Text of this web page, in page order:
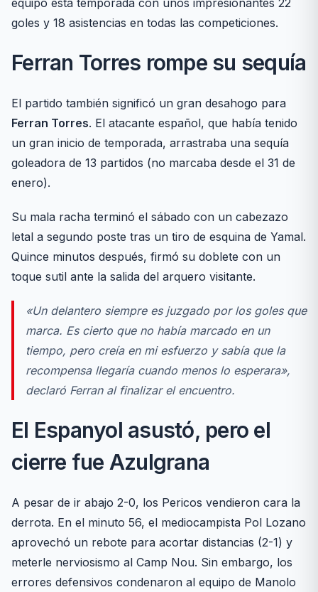
equipo esta temporada con unos impresionantes 22
goles y 18 asistencias en todas las competiciones.
Ferran Torres rompe su sequía
El partido también significó un gran desahogo para
Ferran Torres. El atacante español, que había tenido
un gran inicio de temporada, arrastraba una sequía
goleadora de 13 partidos (no marcaba desde el 31 de
enero).
Su mala racha terminó el sábado con un cabezazo
letal a segundo poste tras un tiro de esquina de Yamal.
Quince minutos después, firmó su doblete con un
toque sutil ante la salida del arquero visitante.
«Un delantero siempre es juzgado por los goles que
marca. Es cierto que no había marcado en un
tiempo, pero creía en mi esfuerzo y sabía que la
recompensa llegaría cuando menos lo esperara»,
declaró Ferran al finalizar el encuentro.
El Espanyol asustó, pero el
cierre fue Azulgrana
A pesar de ir abajo 2-0, los Pericos vendieron cara la
derrota. En el minuto 56, el mediocampista Pol Lozano
aprovechó un rebote para acortar distancias (2-1) y
meterle nerviosismo al Camp Nou. Sin embargo, los
errores defensivos condenaron al equipo de Manolo